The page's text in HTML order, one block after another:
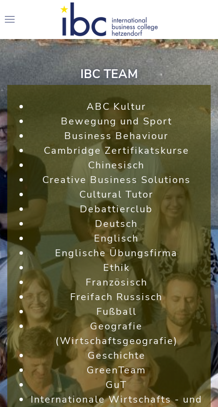
IBC TEAM
ABC Kultur
Bewegung und Sport
Business Behaviour
Cambridge Zertifikatskurse
Chinesisch
Creative Business Solutions
Cultural Tutor
Debattierclub
Deutsch
Englisch
Englische Übungsfirma
Ethik
Französisch
Freifach Russisch
Fußball
Geografie
(Wirtschaftsgeografie)
Geschichte
GreenTeam
GuT
Internationale Wirtschafts - und